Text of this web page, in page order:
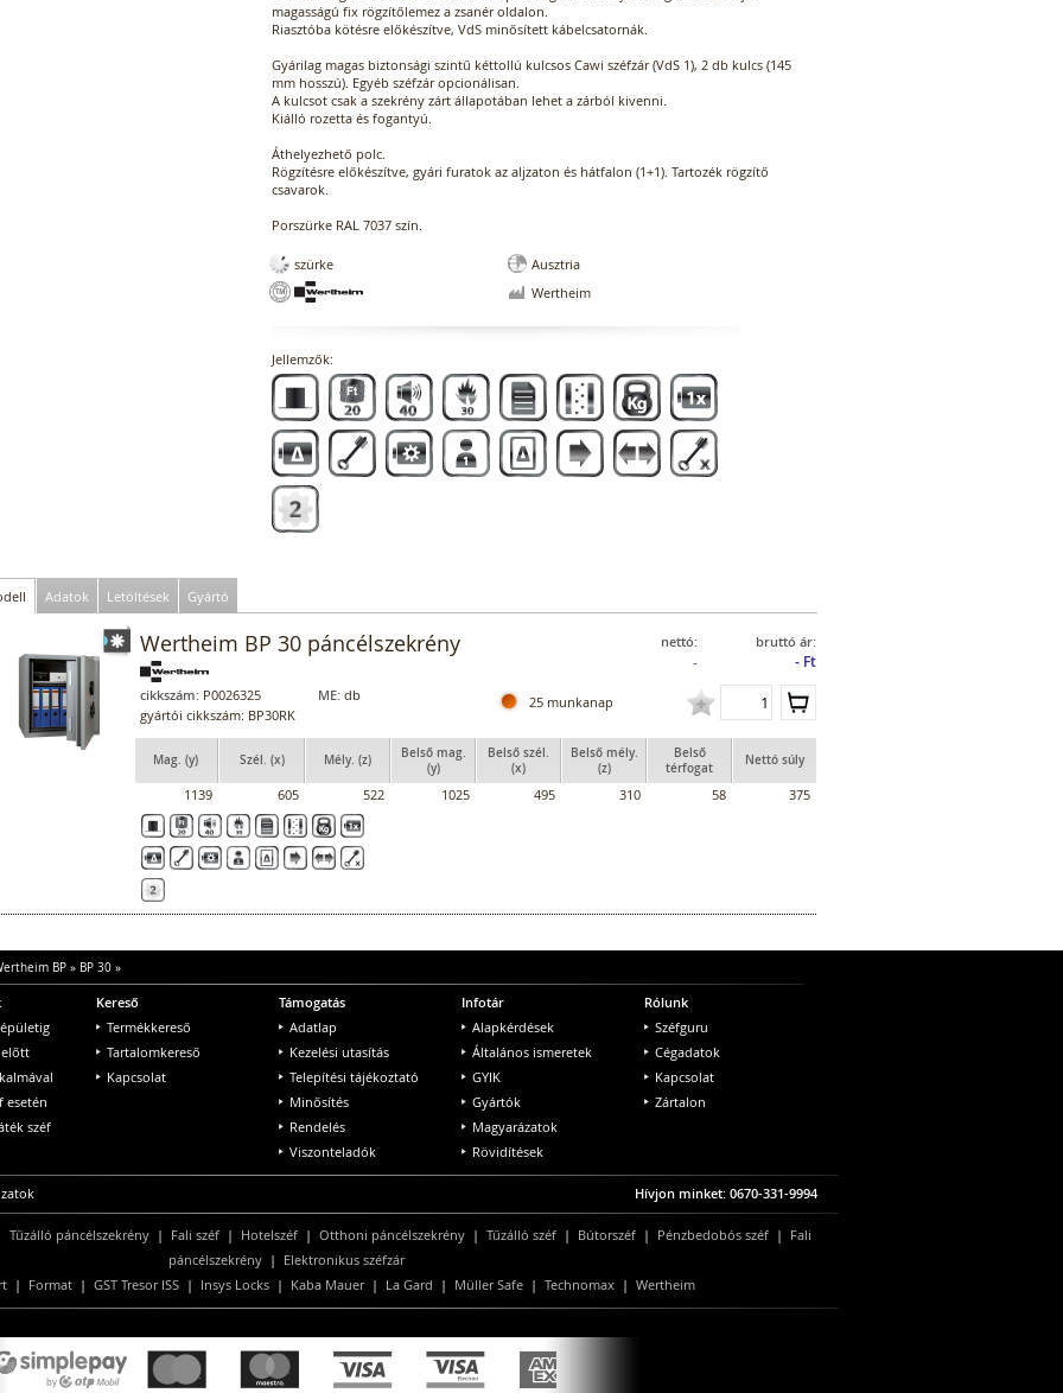
magasságú fix rögzítőlemez a zsanér oldalon.
Riasztóba kötésre előkészítve, VdS minősített kábelcsatornák.
Gyárilag magas biztonsági szintű kéttollú kulcsos Cawi széfzár (VdS 1), 2 db kulcs (145
mm hosszú). Egyéb széfzár opcionálisan.
A kulcsot csak a szekrény zárt állapotában lehet a zárból kivenni.
Kiálló rozetta és fogantyú.
Áthelyezhető polc.
Rögzítésre előkészítve, gyári furatok az aljzaton és hátfalon (1+1). Tartozék rögzítő
csavarok.
Porszürke RAL 7037 szín.
szürke
Ausztria
Wertheim
Jellemzők:
Adatok Letöltések Gyártó
nettó:
-
bruttó ár:
- Ft
Wertheim BP 30 páncélszekrény
cikkszám: P0026325 ME: db 25 munkanap
gyártói cikkszám: BP30RK
Mag. (y) Szél. (x) Mély. (z)
Belső mag.
(y)
Belső szél.
(x)
Belső mély.
(z)
Belső
térfogat
Nettó súly
1139 605 522 1025 495 310 58 375
BP» BP 30»
előtt
esetén
széf
Kereső
Termékkereső
Tartalomkereső
Kapcsolat
Támogatás
Adatlap
Kezelési utasítás
Telepítési tájékoztató
Minősítés
Rendelés
Viszonteladók
Infotár
Alapkérdések
Általános ismeretek
GYIK
Gyártók
Magyarázatok
Rövidítések
Rólunk
Széfguru
Cégadatok
Kapcsolat
Zártalon
Hívjon minket: 0670-331-9994
Tűzálló páncélszekrény| Fali széf| Hotelszéf| Otthoni páncélszekrény| Tűzálló széf| Bútorszéf| Pénzbedobós széf| Fali
páncélszekrény | Elektronikus széfzár
| Format | GST Tresor ISS | Insys Locks | Kaba Mauer| La Gard | Müller Safe | Technomax | Wertheim